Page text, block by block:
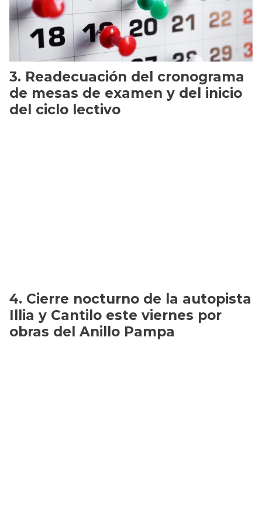
Readecuación del cronograma
de mesas de examen y del inicio
del ciclo lectivo
Cierre nocturno de la autopista
Illia y Cantilo este viernes por
obras del Anillo Pampa